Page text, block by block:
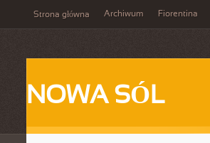
Strona główna Archiwum Fiorentina
NOWA SÓL